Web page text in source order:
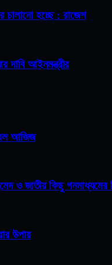
চালানো হচ্ছে : রাজেশ
দাবি আইনমন্ত্রীর
আজিজ
ও জাতীয় কিছু গনমাধ্যমের
উপায়